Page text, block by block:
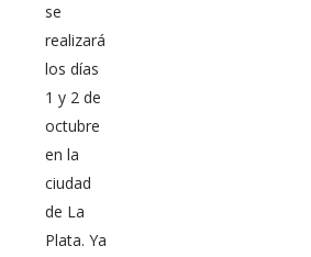
se
realizará
los días
1 y 2 de
octubre
en la
ciudad
de La
Plata. Ya